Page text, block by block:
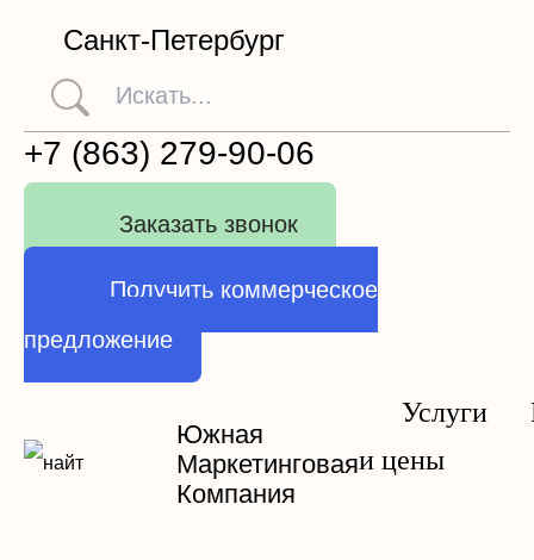
Санкт-Петербург
+7 (863) 279-90-06
Заказать звонок
Получить коммерческое
предложение
Южная
Маркетинговая
Компания
Услуги
и цены